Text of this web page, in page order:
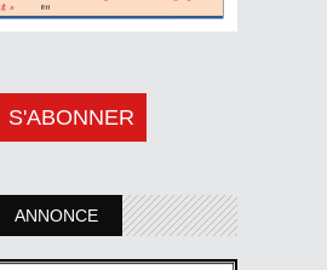
S'ABONNER
ANNONCE